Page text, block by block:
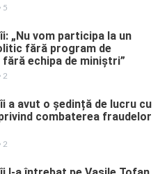
5
„Nu vom participa la un
fără program de
echipa de miniștri”
2
a avut o ședință de lucru cu
combaterea fraudelor
2